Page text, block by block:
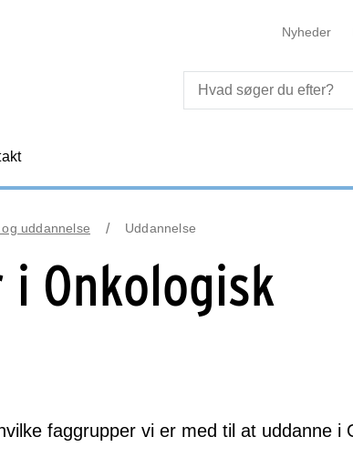
Nyheder
uddannelse Uddannelse
Onkologisk
faggrupper vi er med til at uddanne i